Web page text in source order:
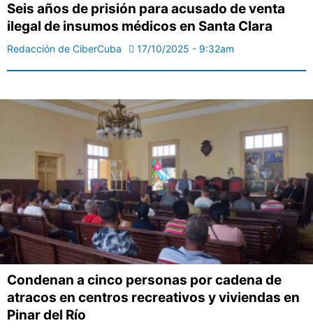
Seis años de prisión para acusado de venta
ilegal de insumos médicos en Santa Clara
Redacción de CiberCuba 17/10/2025 - 9:32am
Condenan a cinco personas por cadena de
atracos en centros recreativos y viviendas en
Pinar del Río